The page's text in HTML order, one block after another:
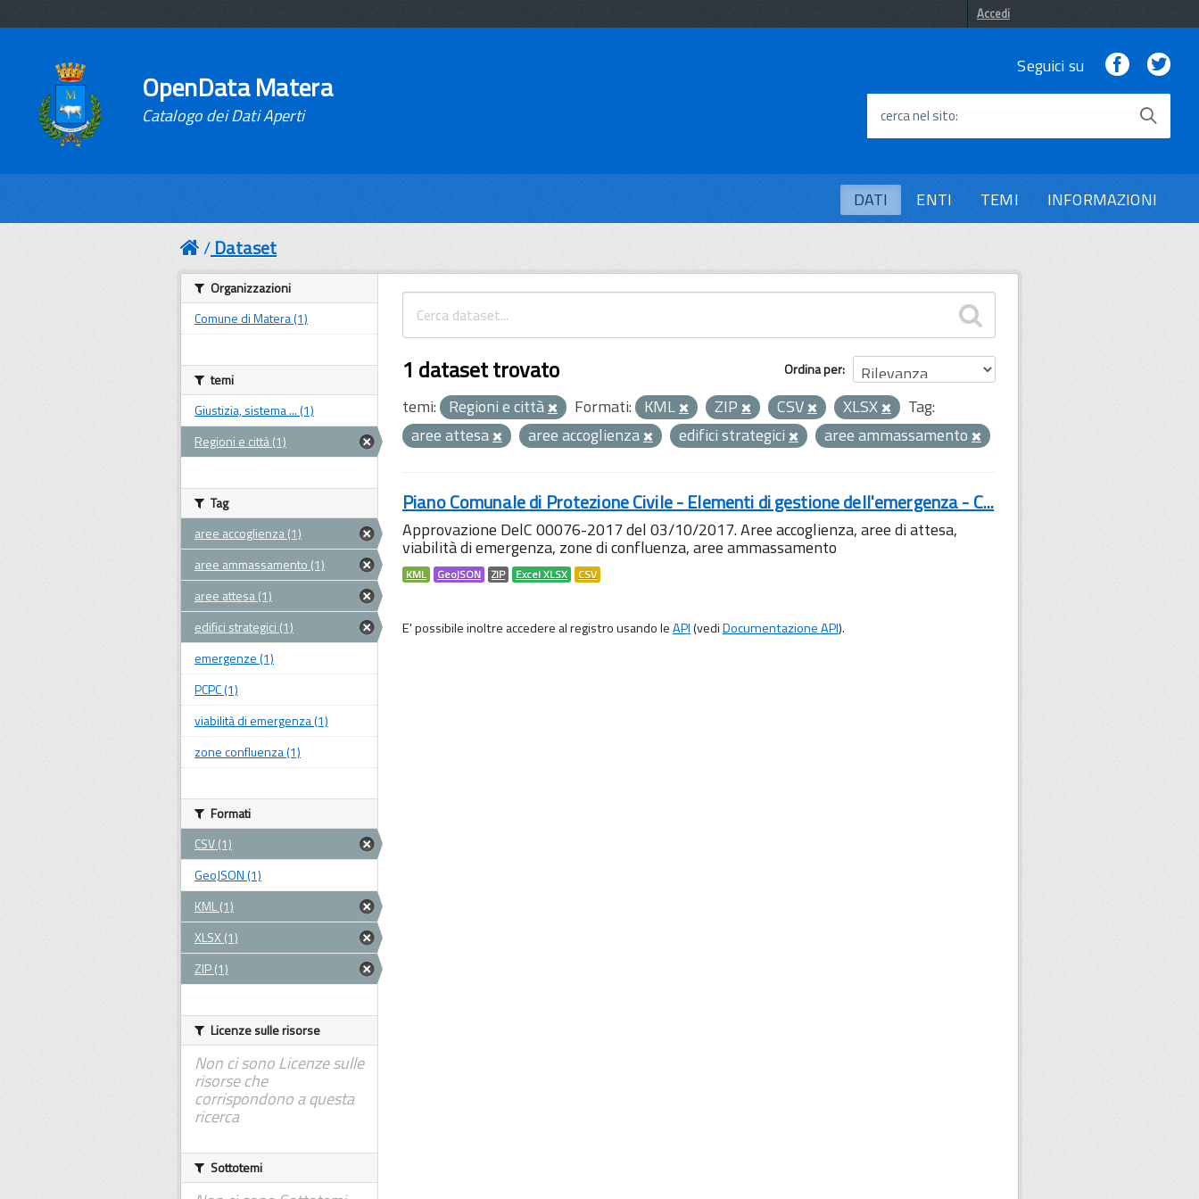
Accedi
OpenData Matera
Catalogo dei Dati Aperti
Seguici su Facebook
cerca nel sito
DATI ENTI TEMI INFORMAZIONI
Dataset
Ordina per
1 dataset trovato
temi: Regioni e città Formati: KML ZIP CSV XLSX
Tag:
aree attesa
aree accoglienza edifici strategici aree ammassamento
Piano Comunale di Protezione Civile - Elementi di gestione dell'emergenza - C...
Approvazione DelC 00076-2017 del 03/10/2017. Aree accoglienza, aree di attesa,
viabilità di emergenza, zone di confluenza, aree ammassamento
KML GeoJSON ZIP Excel XLSX CSV
E' possibile inoltre accedere al registro usando leAPI(vediDocumentazione API).
Organizzazioni
Comune di Matera (1)
temi
Giustizia, sistema ... (1)
Regioni e città (1)
Tag
aree accoglienza (1)
aree ammassamento (1)
aree attesa (1)
edifici strategici (1)
emergenze (1)
PCPC (1)
viabilità di emergenza (1)
zone confluenza (1)
Formati
CSV (1)
GeoJSON (1)
KML (1)
XLSX (1)
ZIP (1)
Licenze sulle risorse
Non ci sono Licenze sulle
risorse che
corrispondono a questa
ricerca
Sottotemi